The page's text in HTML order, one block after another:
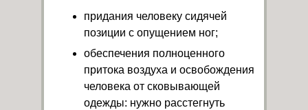
придания человеку сидячей
позиции с опущением ног;
обеспечения полноценного
притока воздуха и освобождения
человека от сковывающей
одежды: нужно расстегнуть